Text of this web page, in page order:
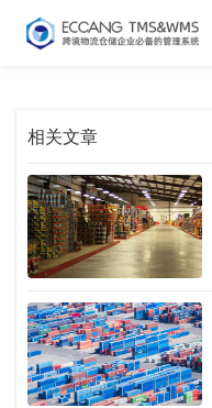
相关文章